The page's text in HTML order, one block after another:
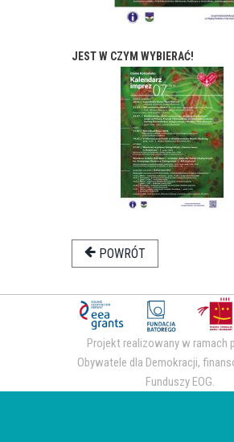
JEST W CZYM WYBIERAĆ!
POWRÓT
Projekt realizowany w ramach
Obywatele dla Demokracji,
Funduszy EOG.